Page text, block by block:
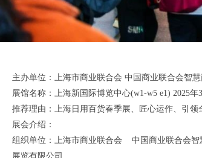
主办单位：上海市商业联合会 中国商业联合会智
展馆名称：上海新国际博览中心(w1-w5 e1) 2025年
推荐理由：上海日用百货春季展、匠心运作、引
展会介绍：
组织单位：上海市商业联合会 中国商业联合会
展览有限公司